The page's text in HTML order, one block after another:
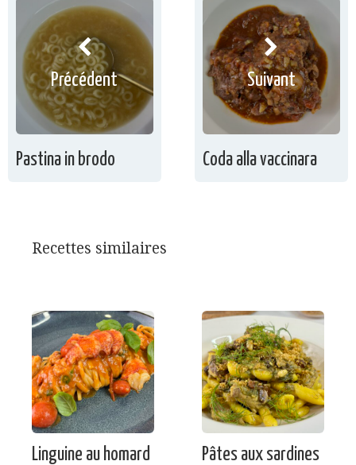
Précédent
Pastina in brodo
Suivant
Coda alla vaccinara
Recettes similaires
Linguine au homard
Pâtes aux sardines